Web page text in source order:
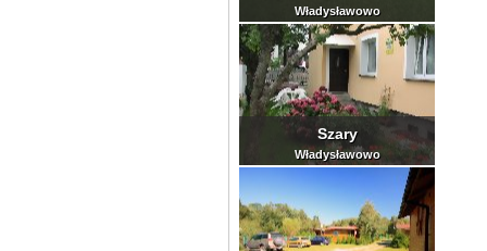
Władysławowo
Szary
Władysławowo